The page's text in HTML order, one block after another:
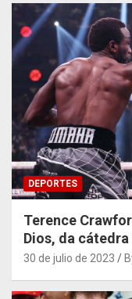
DEPORTES
Terence
Dios, da
30 de julio de 2023